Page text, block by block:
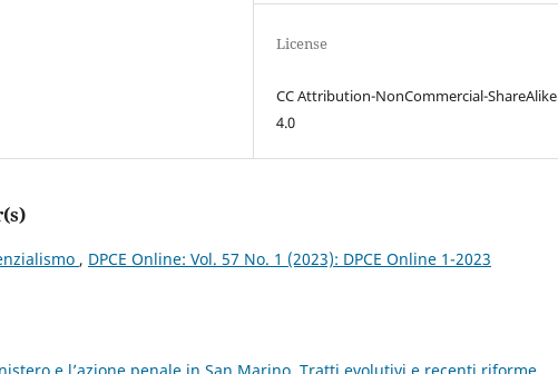
License
CC Attribution-NonCommercial-ShareAlike
4.0
, DPCE Online: Vol. 57 No. 1 (2023): DPCE Online 1-2023
e l’azione penale in San Marino. Tratti evolutivi e recenti riforme